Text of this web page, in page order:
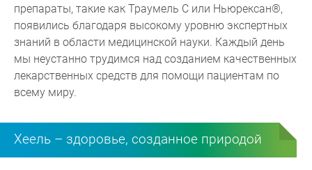
препараты, такие как Траумель C или Ньюрексан®,
появились благодаря высокому уровню экспертных
знаний в области медицинской науки. Каждый день
мы неустанно трудимся над созданием качественных
лекарственных средств для помощи пациентам по
всему миру.
Хеель – здоровье, созданное природой